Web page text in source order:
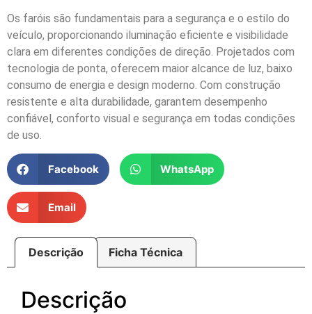
Os faróis são fundamentais para a segurança e o estilo do
veículo, proporcionando iluminação eficiente e visibilidade
clara em diferentes condições de direção. Projetados com
tecnologia de ponta, oferecem maior alcance de luz, baixo
consumo de energia e design moderno. Com construção
resistente e alta durabilidade, garantem desempenho
confiável, conforto visual e segurança em todas condições
de uso.
Facebook WhatsApp
Email
Descrição Ficha Técnica
Descrição